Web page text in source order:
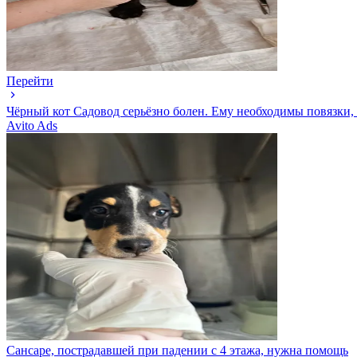
Перейти
Чёрный кот Садовод серьёзно болен. Ему необходимы
Avito Ads
Сансаре, пострадавшей при падении с 4 этажа, нужна помощь